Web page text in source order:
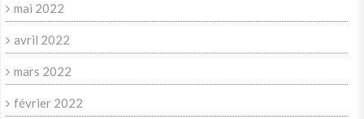
mai 2022
avril 2022
mars 2022
février 2022